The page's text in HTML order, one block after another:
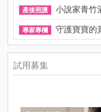
產後照護 小說家青竹
專家專欄 守護寶寶的
試用募集